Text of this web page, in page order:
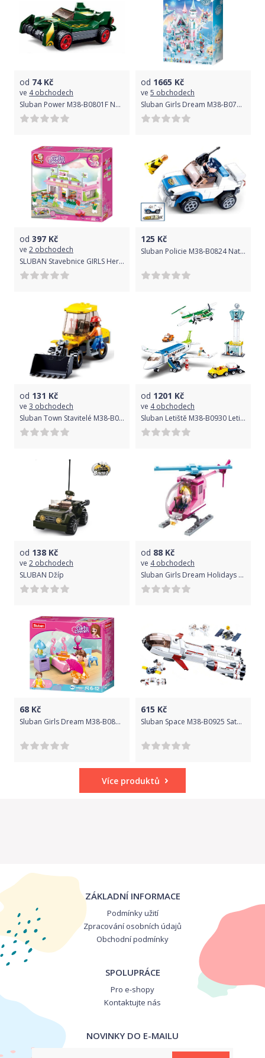
od 74Kč
ve 4 obchodech
Sluban Power M38-B0801F Natahovací auto Zelený smyk
od 1665 Kč
ve 5 obchodech
Sluban Girls Dream M38-B0789 Ledový hrad pro zimní víly
od 397 Kč
ve 2 obchodech
SLUBAN Stavebnice GIRLS Herna set 289 dílků + 3 figurky plast
125 Kč
Sluban Policie M38-B0824 Natahovací auto policejní hlídky - poškozený obal
od 131 Kč
ve 3 obchodech
Sluban Town Stavitelé M38-B0377B Malý Bagr / nakládač
od 1201 Kč
ve 4 obchodech
Sluban Letiště M38-B0930 Letiště s dvěma letadly
od 138 Kč
ve 2 obchodech
SLUBAN Džíp
od 88 Kč
ve 4 obchodech
Sluban Girls Dream Holidays M38-B0600D Plážový vrtulník
68 Kč
Sluban Girls Dream M38-B0800D Ložnice
615 Kč
Sluban Space M38-B0925 Saturnská expediční raketa
Více produktů
ZÁKLADNÍ INFORMACE
Podmínky užití
Zpracování osobních údajů
Obchodní podmínky
SPOLUPRÁCE
Pro e-shopy
Kontaktujte nás
NOVINKY DO E-MAILU